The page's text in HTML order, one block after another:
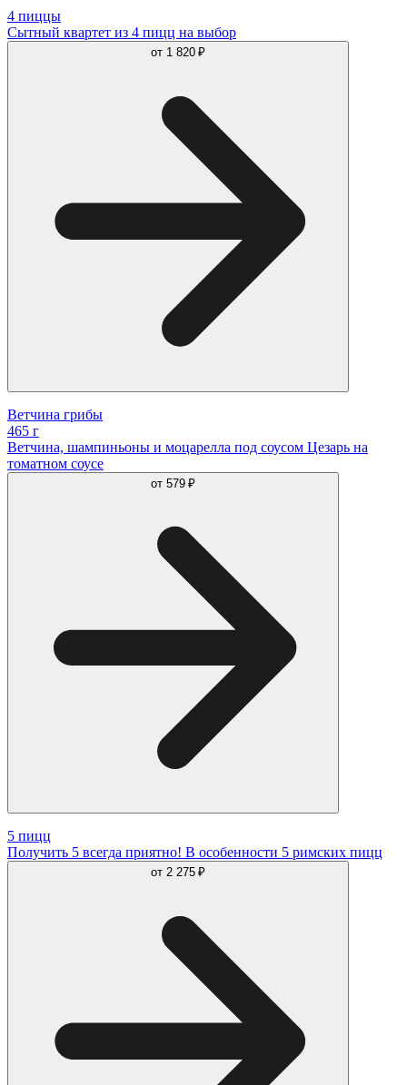
4 пиццы
Сытный квартет из 4 пицц на выбор
от 1 820 ₽
Ветчина грибы
465 г
Ветчина, шампиньоны и моцарелла под соусом Цезарь на
томатном соусе
от 579 ₽
5 пицц
Получить 5 всегда приятно! В особенности 5 римских пицц
от 2 275 ₽